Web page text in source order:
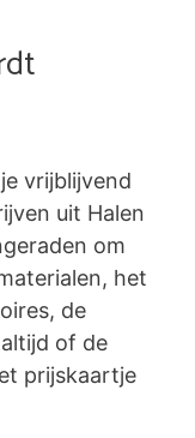
vrijblijvend
uit Halen
om
het
de
of de
prijskaartje